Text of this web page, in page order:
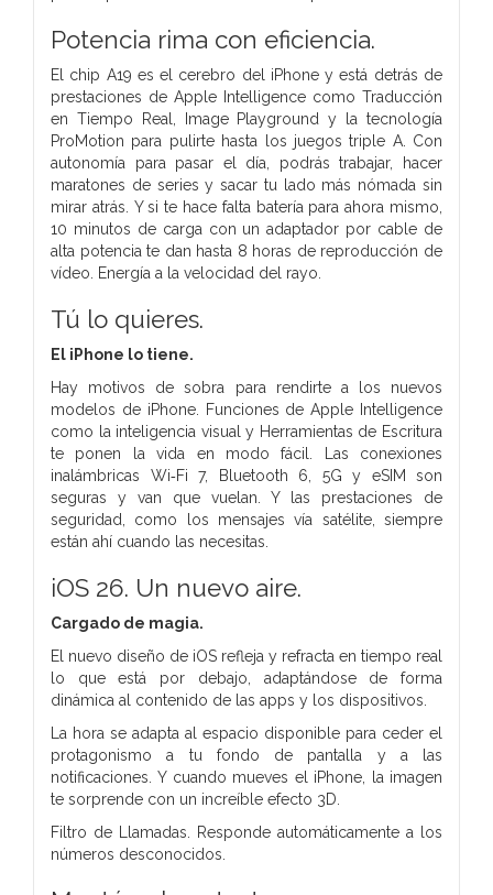
Potencia rima con eficiencia.
El chip A19 es el cerebro del iPhone y está detrás de
prestaciones de Apple Intelligence como Traducción
en Tiempo Real, Image Playground y la tecnología
ProMotion para pulirte hasta los juegos triple A. Con
autonomía para pasar el día, podrás trabajar, hacer
maratones de series y sacar tu lado más nómada sin
mirar atrás. Y si te hace falta batería para ahora mismo,
10 minutos de carga con un adaptador por cable de
alta potencia te dan hasta 8 horas de reproducción de
vídeo. Energía a la velocidad del rayo.
Tú lo quieres.
El iPhone lo tiene.
Hay motivos de sobra para rendirte a los nuevos
modelos de iPhone. Funciones de Apple Intelligence
como la inteligencia visual y Herramientas de Escritura
te ponen la vida en modo fácil. Las conexiones
inalámbricas Wi‑Fi 7, Bluetooth 6, 5G y eSIM son
seguras y van que vuelan. Y las prestaciones de
seguridad, como los mensajes vía satélite, siempre
están ahí cuando las necesitas.
iOS 26. Un nuevo aire.
Cargado de magia.
El nuevo diseño de iOS refleja y refracta en tiempo real
lo que está por debajo, adaptándose de forma
dinámica al contenido de las apps y los dispositivos.
La hora se adapta al espacio disponible para ceder el
protagonismo a tu fondo de pantalla y a las
notificaciones. Y cuando mueves el iPhone, la imagen
te sorprende con un increíble efecto 3D.
Filtro de Llamadas. Responde automáticamente a los
números desconocidos.